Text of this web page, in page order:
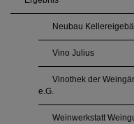
Neubau
Vino Julius
Vinothek der
e.G.
Weinwerkstatt